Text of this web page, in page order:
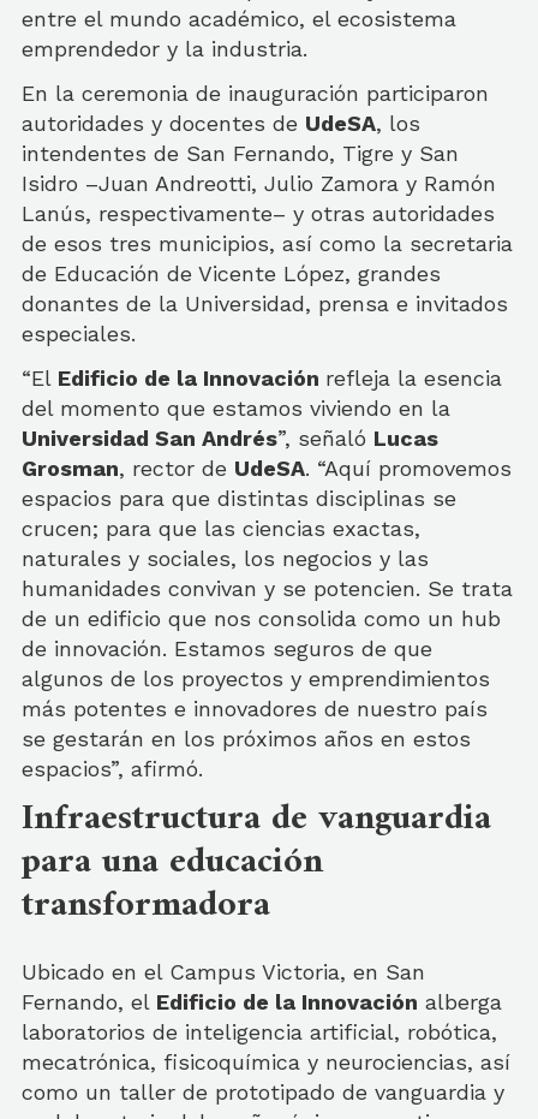
entre el mundo académico, el ecosistema
emprendedor y la industria.
En la ceremonia de inauguración participaron
autoridades y docentes de UdeSA, los
intendentes de San Fernando, Tigre y San
Isidro –Juan Andreotti, Julio Zamora y Ramón
Lanús, respectivamente– y otras autoridades
de esos tres municipios, así como la secretaria
de Educación de Vicente López, grandes
donantes de la Universidad, prensa e invitados
especiales.
“El Edificio de la Innovación refleja la esencia
del momento que estamos viviendo en la
Universidad San Andrés”, señaló Lucas
Grosman, rector de UdeSA. “Aquí promovemos
espacios para que distintas disciplinas se
crucen; para que las ciencias exactas,
naturales y sociales, los negocios y las
humanidades convivan y se potencien. Se trata
de un edificio que nos consolida como un hub
de innovación. Estamos seguros de que
algunos de los proyectos y emprendimientos
más potentes e innovadores de nuestro país
se gestarán en los próximos años en estos
espacios”, afirmó.
Infraestructura de vanguardia
para una educación
transformadora
Ubicado en el Campus Victoria, en San
Fernando, el Edificio de la Innovación alberga
laboratorios de inteligencia artificial, robótica,
mecatrónica, fisicoquímica y neurociencias, así
como un taller de prototipado de vanguardia y